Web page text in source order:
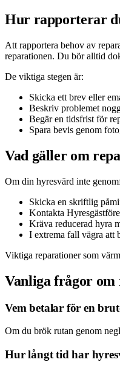
Hur rapporterar
Att rapportera behov av
reparationen. Du bör alltid
De viktiga stegen är:
Skicka ett brev eller
Beskriv problemet
Begär en tidsfrist för
Spara bevis genom
Vad gäller om
Om din hyresvärd inte
Skicka en skriftlig
Kontakta
Kräva reducerad hyra
I extrema fall vägra att
Viktiga reparationer som
Vanliga frågor
Vem betalar för en
Om du brök rutan genom
Hur långt tid har